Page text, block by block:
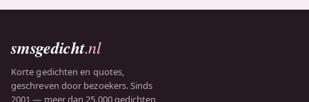
smsgedicht.nl
Korte gedichten en quotes,
geschreven door bezoekers. Sinds
2001 — meer dan 25.000 gedichten